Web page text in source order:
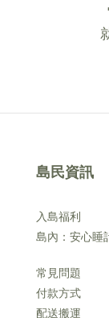
島民資訊
入島福利
島內：安心睡
常見問題
付款方式
配送搬運